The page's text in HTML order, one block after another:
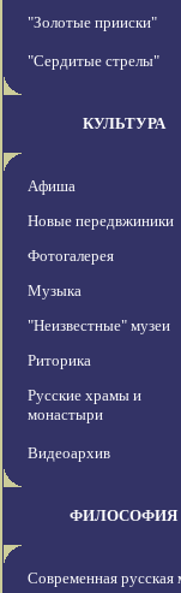
"Золотые прииски"
"Сердитые стрелы"
КУЛЬТУРА
Афиша
Новые передвжиники
Фотогалерея
Музыка
"Неизвестные" музеи
Риторика
Русские храмы и
монастыри
Видеоархив
ФИЛОСОФИЯ
Современная русская